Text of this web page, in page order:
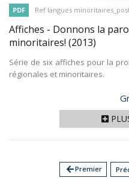
PDF Ref langues
Affiches - Donnons la
minoritaires! (2013)
Série de six affiches pour la
régionales et minoritaires.
arrow_backPremier